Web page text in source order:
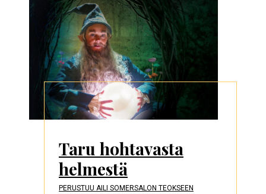
Taru hohtavasta
helmestä
PERUSTUU AILI SOMERSALON TEOKSEEN